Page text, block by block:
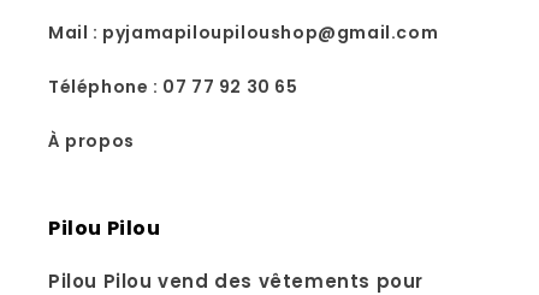
Mail : pyjamapiloupiloushop@gmail.com
Téléphone : 07 77 92 30 65
À propos
Pilou Pilou
Pilou Pilou vend des vêtements pour